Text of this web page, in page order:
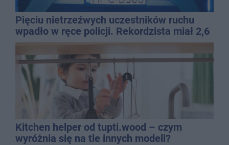
Pięciu nietrzeźwych uczestników ruchu
wpadło w ręce policji. Rekordzista miał 2,6
promila
Kitchen helper od tupti.wood – czym
wyróżnia się na tle innych modeli?